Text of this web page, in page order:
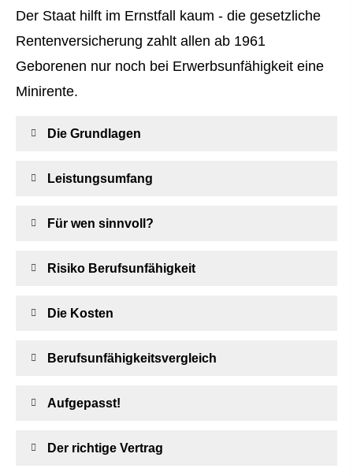
Der Staat hilft im Ernstfall kaum - die gesetzliche
Rentenversicherung zahlt allen ab 1961
Geborenen nur noch bei Erwerbsunfähigkeit eine
Minirente.
Die Grundlagen
Leistungsumfang
Für wen sinnvoll?
Risiko Berufs­unfähig­keit
Die Kosten
Berufs­unfähig­keitsvergleich
Aufgepasst!
Der richtige Vertrag